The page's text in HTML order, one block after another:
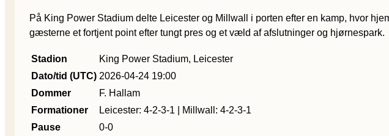
På King Power Stadium delte Leicester og Millwall i porten efter en kamp, hvor
gæsterne et fortjent point efter tungt pres og et væld af afslutninger og hjørnespark.
Stadion
King Power Stadium, Leicester
Dato/tid (UTC) 2026-04-24 19:00
Dommer
F. Hallam
Formationer
Leicester: 4-2-3-1 | Millwall: 4-2-3-1
Pause
0-0